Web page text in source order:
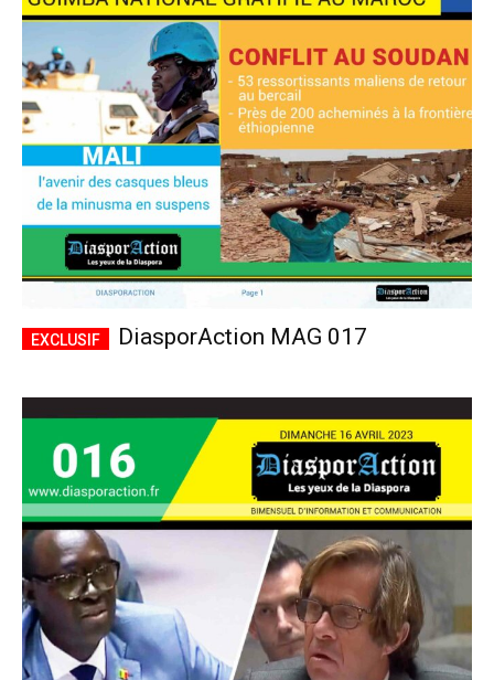
DiasporAction MAG 017